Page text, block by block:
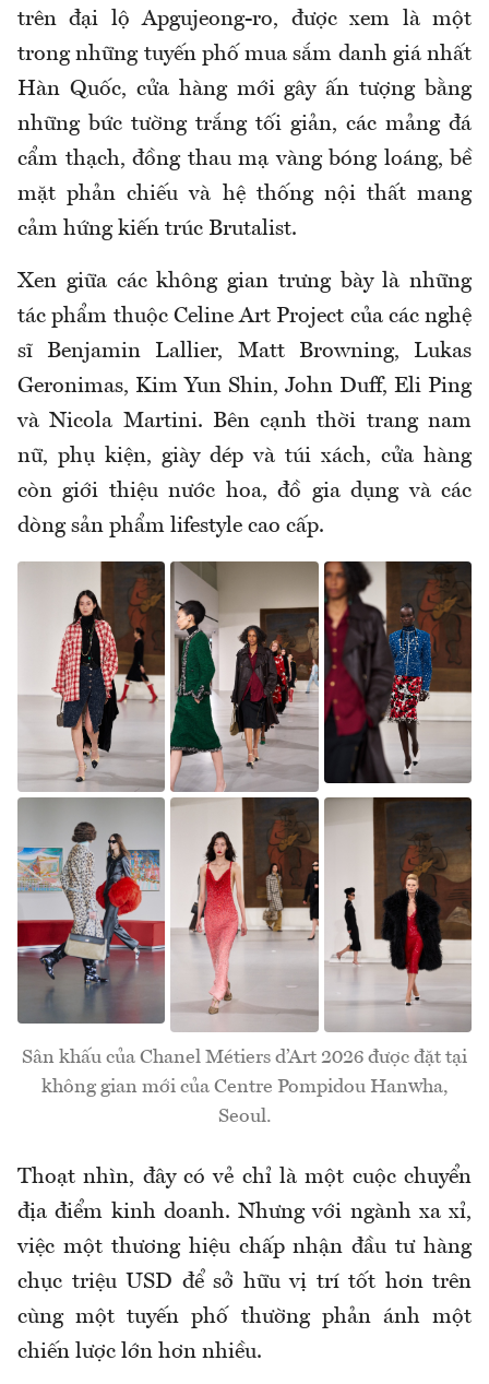
trên đại lộ Apgujeong-ro, được xem là một
trong những tuyến phố mua sắm danh giá nhất
Hàn Quốc, cửa hàng mới gây ấn tượng bằng
những bức tường trắng tối giản, các mảng đá
cẩm thạch, đồng thau mạ vàng bóng loáng, bề
mặt phản chiếu và hệ thống nội thất mang
cảm hứng kiến trúc Brutalist.
Xen giữa các không gian trưng bày là những
tác phẩm thuộc Celine Art Project của các nghệ
sĩ Benjamin Lallier, Matt Browning, Lukas
Geronimas, Kim Yun Shin, John Duff, Eli Ping
và Nicola Martini. Bên cạnh thời trang nam
nữ, phụ kiện, giày dép và túi xách, cửa hàng
còn giới thiệu nước hoa, đồ gia dụng và các
dòng sản phẩm lifestyle cao cấp.
Sân khấu của Chanel Métiers d’Art 2026 được đặt tại
không gian mới của Centre Pompidou Hanwha,
Seoul.
Thoạt nhìn, đây có vẻ chỉ là một cuộc chuyển
địa điểm kinh doanh. Nhưng với ngành xa xỉ,
việc một thương hiệu chấp nhận đầu tư hàng
chục triệu USD để sở hữu vị trí tốt hơn trên
cùng một tuyến phố thường phản ánh một
chiến lược lớn hơn nhiều.